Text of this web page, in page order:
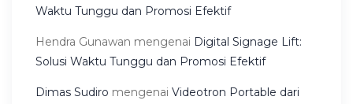
Waktu Tunggu dan Promosi Efektif
Hendra Gunawan mengenai Digital Signage Lift:
Solusi Waktu Tunggu dan Promosi Efektif
Dimas Sudiro mengenai Videotron Portable dari